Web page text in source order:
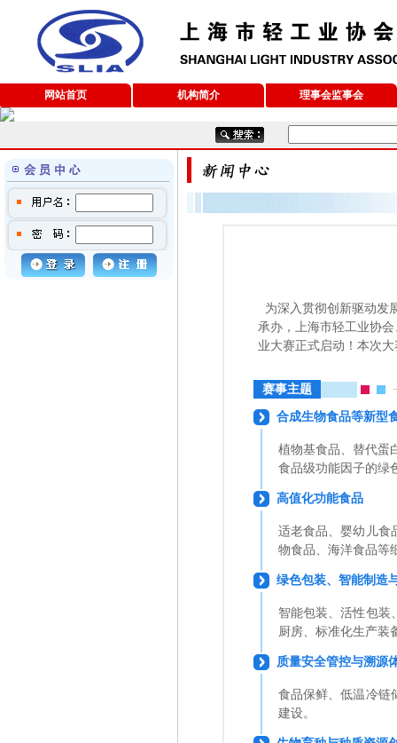
网站首页 机构简介 理事会监事会
为深入贯彻创新驱动发
承办，上海市轻工业协
业大赛正式启动！本次
赛事主题
合成生物食品等新型
植物基食品、替代蛋
食品级功能因子的绿
高值化功能食品
适老食品、婴幼儿食
物食品、海洋食品等
绿色包装、智能制造
智能包装、活性包装
厨房、标准化生产装
质量安全管控与溯源
食品保鲜、低温冷链
建设。